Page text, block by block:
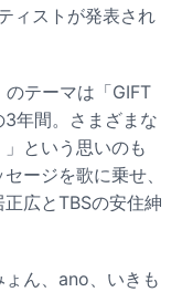
ィストが発表され
テーマは「GIFT
年間。さまざまな
」という思いのも
ージを歌に乗せ、
広とTBSの安住紳
ん、ano、いきも